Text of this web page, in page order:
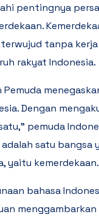
pentingnya
tanpa kerja
rakyat Indonesia.
Pemuda
Dengan
pemuda
satu bangsa
yaitu kemerdekaan.
bahasa